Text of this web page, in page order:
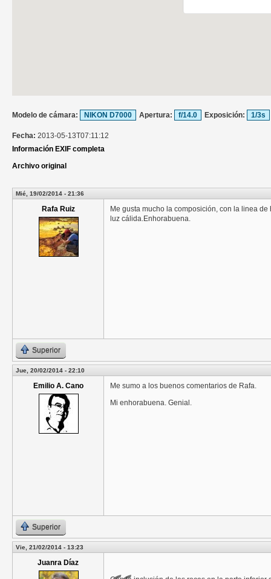
Modelo de cámara: NIKON D7000 Apertura: f/14.0 Exposición: 1/3s
Fecha: 2013-05-13T07:11:12
Información EXIF completa
Archivo original
Mié, 19/02/2014 - 21:36
Rafa Ruiz
Me gusta mucho la composición, con la linea
luz cálida.Enhorabuena.
Superior
Jue, 20/02/2014 - 22:10
Emilio A. Cano
Me sumo a los buenos comentarios de Rafa.
Mi enhorabuena. Genial.
Superior
Vie, 21/02/2014 - 13:23
Juanra Díaz